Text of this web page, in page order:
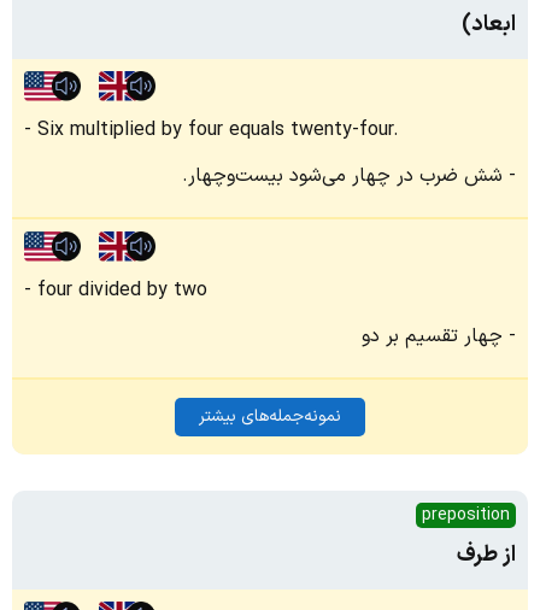
ابعاد)
Six multiplied by four equals twenty-four.
شش ضرب در چهار می‌شود بیست‌وچهار.
four divided by two
چهار تقسیم بر دو
نمونه‌جمله‌های بیشتر
preposition
از طرف